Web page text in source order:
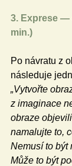
3. Exprese —
min.)
Po návratu z
následuje
„Vytvořte
z imaginace
obraze
namalujte to,
Nemusí to být
Může to být